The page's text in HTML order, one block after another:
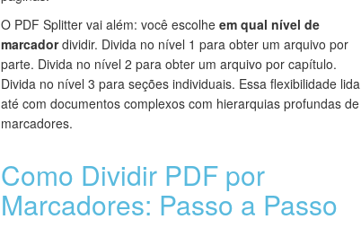
O PDF Splitter vai além: você escolhe em qual nível de
marcadordividir. Divida no nível 1 para obter um arquivo por
parte. Divida no nível 2 para obter um arquivo por capítulo.
Divida no nível 3 para seções individuais. Essa flexibilidade lida
até com documentos complexos com hierarquias profundas de
marcadores.
Como Dividir PDF por
Marcadores: Passo a Passo